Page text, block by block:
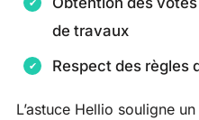
de travaux
Respect des règles
L’astuce Hellio souligne